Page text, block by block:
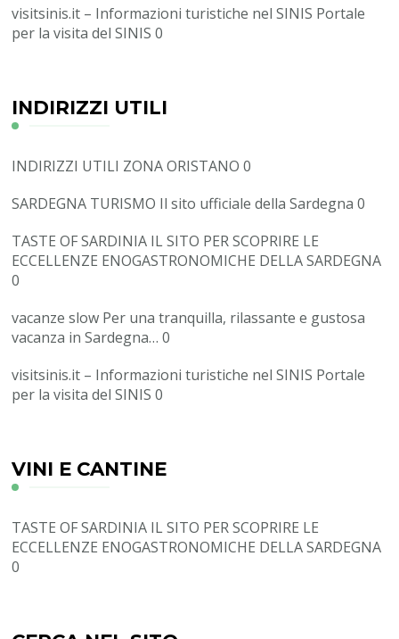
visitsinis.it – Informazioni turistiche nel SINIS Portale
per la visita del SINIS 0
INDIRIZZI UTILI
INDIRIZZI UTILI ZONA ORISTANO 0
SARDEGNA TURISMO Il sito ufficiale della Sardegna 0
TASTE OF SARDINIA IL SITO PER SCOPRIRE LE
ECCELLENZE ENOGASTRONOMICHE DELLA SARDEGNA
0
vacanze slow Per una tranquilla, rilassante e gustosa
vacanza in Sardegna… 0
visitsinis.it – Informazioni turistiche nel SINIS Portale
per la visita del SINIS 0
VINI E CANTINE
TASTE OF SARDINIA IL SITO PER SCOPRIRE LE
ECCELLENZE ENOGASTRONOMICHE DELLA SARDEGNA
0